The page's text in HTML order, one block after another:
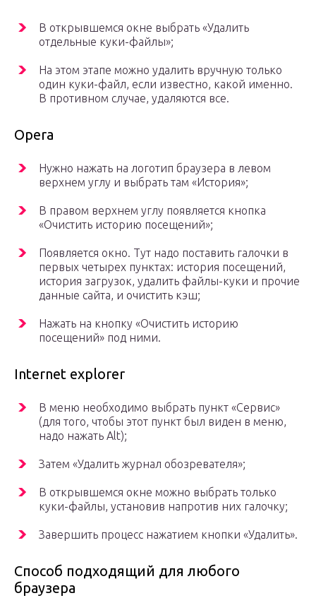
В открывшемся окне выбрать «Удалить
отдельные куки-файлы»;
На этом этапе можно удалить вручную только
один куки-файл, если известно, какой именно.
В противном случае, удаляются все.
Opera
Нужно нажать на логотип браузера в левом
верхнем углу и выбрать там «История»;
В правом верхнем углу появляется кнопка
«Очистить историю посещений»;
Появляется окно. Тут надо поставить галочки в
первых четырех пунктах: история посещений,
история загрузок, удалить файлы-куки и прочие
данные сайта, и очистить кэш;
Нажать на кнопку «Очистить историю
посещений» под ними.
Internet explorer
В меню необходимо выбрать пункт «Сервис»
(для того, чтобы этот пункт был виден в меню,
надо нажать Alt);
Затем «Удалить журнал обозревателя»;
В открывшемся окне можно выбрать только
куки-файлы, установив напротив них галочку;
Завершить процесс нажатием кнопки «Удалить».
Способ подходящий для любого
браузера